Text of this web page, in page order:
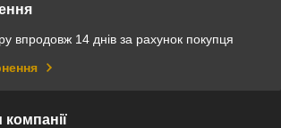
впродовж 14 днів за рахунок покупця
компанії